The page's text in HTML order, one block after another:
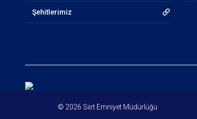
Şehitlerimiz
© 2026 Siirt Emniyet Müdürlüğü